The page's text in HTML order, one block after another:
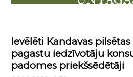
Ievēlēti Kandavas
pagastu iedzīvotāju
padomes priekšsēdētāji